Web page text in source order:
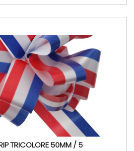
TRICOLORE 50MM / 5